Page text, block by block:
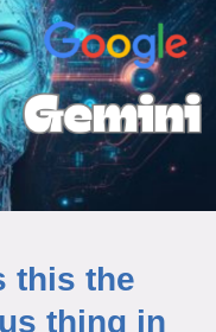
this the
thing in